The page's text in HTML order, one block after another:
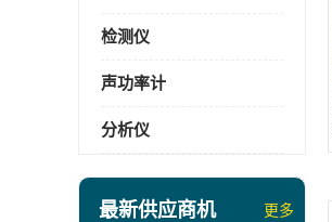
检测仪
声功率计
分析仪
最新供应商机 更多